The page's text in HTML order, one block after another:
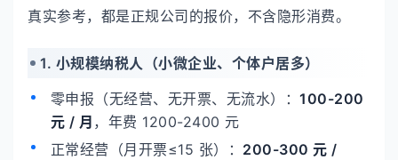
真实参考，都是正规公司的报价，不含隐形消费。
1. 小规模纳税人（小微企业、个体户居多）
零申报（无经营、无开票、无流水）：100-200
元 / 月 ，年费 1200-2400 元
正常经营（月开票≤15 张）： 200-300 元 /